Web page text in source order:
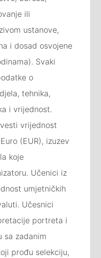
ili
ustanove,
i dosad osvojene
Svaki
o
tehnika,
i vrijednost.
vrijednost
(EUR), izuzev
koje
Učenici iz
umjetničkih
Učesnici
portreta i
sa zadanim
prođu selekciju,